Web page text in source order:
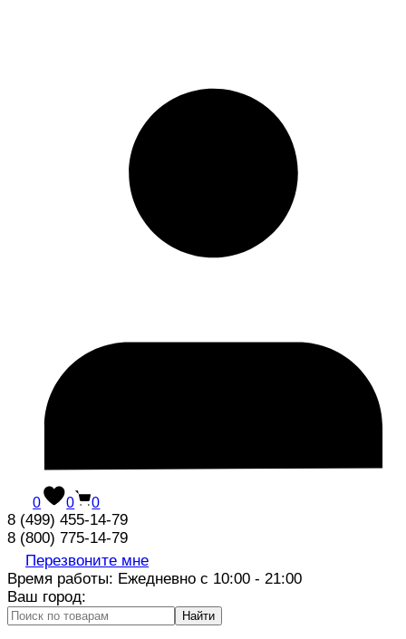
0 0 0
8 (499) 455-14-79
8 (800) 775-14-79
Перезвоните мне
Время работы: Ежедневно с 10:00 - 21:00
Ваш город:
Найти